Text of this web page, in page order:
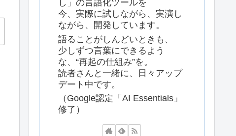
し」の言語化ツールを
今、実際に試しながら、実演し
ながら、開発しています。
語ることがしんどいときも、
少しずつ言葉にできるよう
な、“再起の仕組み”を。
読者さんと一緒に、日々アップ
デート中です。
（Google認定「AI Essentials」
修了）